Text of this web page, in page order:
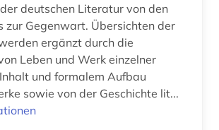
deutschen Literatur von den
zur Gegenwart. Übersichten der
ergänzt durch die
Leben und Werk einzelner
und formalem Aufbau
sowie von der Geschichte lit...